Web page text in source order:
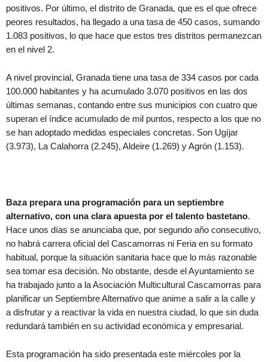
positivos. Por último, el distrito de Granada, que es el que ofrece
peores resultados, ha llegado a una tasa de 450 casos, sumando
1.083 positivos, lo que hace que estos tres distritos permanezcan
en el nivel 2.
A nivel provincial, Granada tiene una tasa de 334 casos por cada
100.000 habitantes y ha acumulado 3.070 positivos en las dos
últimas semanas, contando entre sus municipios con cuatro que
superan el índice acumulado de mil puntos, respecto a los que no
se han adoptado medidas especiales concretas. Son Ugíjar
(3.973), La Calahorra (2.245), Aldeire (1.269) y Agrón (1.153).
Baza prepara una programación para un septiembre
alternativo, con una clara apuesta por el talento bastetano.
Hace unos días se anunciaba que, por segundo año consecutivo,
no habrá carrera oficial del Cascamorras ni Feria en su formato
habitual, porque la situación sanitaria hace que lo más razonable
sea tomar esa decisión. No obstante, desde el Ayuntamiento se
ha trabajado junto a la Asociación Multicultural Cascamorras para
planificar un Septiembre Alternativo que anime a salir a la calle y
a disfrutar y a reactivar la vida en nuestra ciudad, lo que sin duda
redundará también en su actividad económica y empresarial.
Esta programación ha sido presentada este miércoles por la